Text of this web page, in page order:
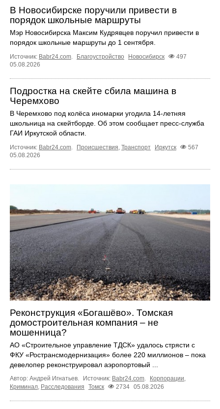
В Новосибирске поручили привести в
порядок школьные маршруты
Мэр Новосибирска Максим Кудрявцев поручил привести в
порядок школьные маршруты до 1 сентября.
Источник: Babr24.com Благоустройство Новосибирск
497
05.08.2026
Подростка на скейте сбила машина в
Черемхово
В Черемхово под колёса иномарки угодила 14‑летняя
школьница на скейтборде. Об этом сообщает пресс‑служба
ГАИ Иркутской области.
Источник: Babr24.com Происшествия Транспорт Иркутск
567
05.08.2026
Реконструкция «Богашёво». Томская
домостроительная компания – не
мошенница?
АО «Строительное управление ТДСК» удалось стрясти с
ФКУ «Ространсмодернизация» более 220 миллионов – пока
девелопер реконструировал аэропортовый ...
Автор: Андрей Игнатьев. Источник: Babr24.com. Корпорации,
Криминал, Расследования Томск 2734 05.08.2026